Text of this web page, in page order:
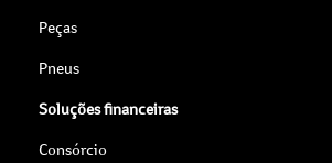
Peças
Pneus
Soluções financeiras
Consórcio